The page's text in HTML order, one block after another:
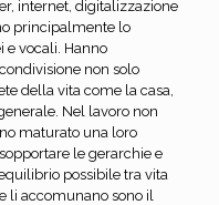
internet, digitalizzazione
principalmente lo
e vocali. Hanno
non solo
della vita come la casa,
Nel lavoro non
maturato una loro
le gerarchie e
possibile tra vita
li accomunano sono il